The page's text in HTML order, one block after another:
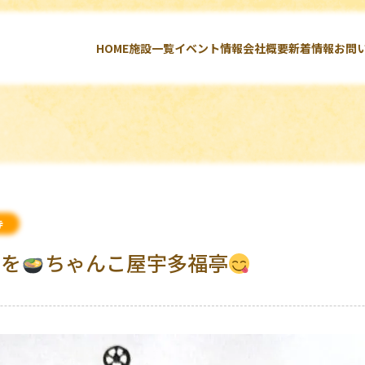
HOME施設一覧イベント情報会社概要新着情報お問
ちゃんこ屋宇多福亭